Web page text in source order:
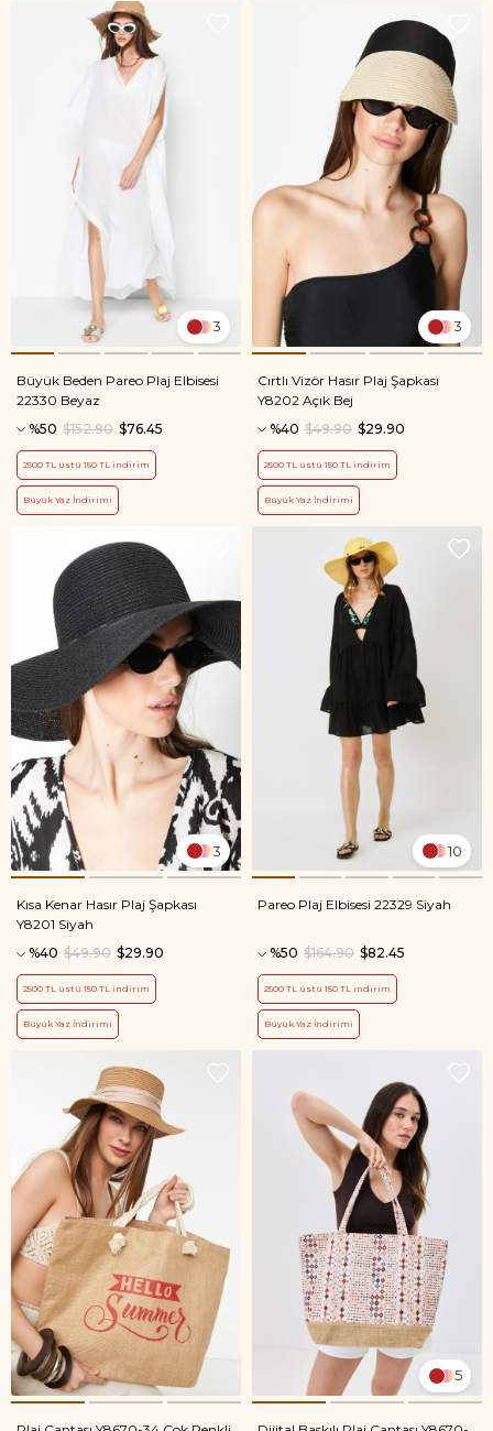
3
Büyük Beden Pareo Plaj Elbisesi
22330 Beyaz
%50
$76.45
$152.90
2500 TL üstü 150 TL indirim
Büyük Yaz İndirimi
3
Cırtlı Vizör Hasır Plaj Şapkası
Y8202 Açık Bej
%40
$29.90
$49.90
2500 TL üstü 150 TL indirim
Büyük Yaz İndirimi
3
Kısa Kenar Hasır Plaj Şapkası
Y8201 Siyah
%40
$29.90
$49.90
2500 TL üstü 150 TL indirim
Büyük Yaz İndirimi
10
Pareo Plaj Elbisesi 22329 Siyah
%50 $82.45
$164.90
2500 TL üstü 150 TL indirim
Büyük Yaz İndirimi
5